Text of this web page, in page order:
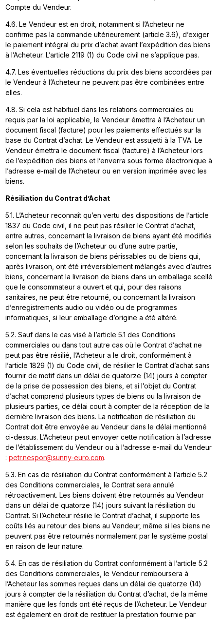
Compte du Vendeur.
4.6. Le Vendeur est en droit, notamment si l’Acheteur ne
confirme pas la commande ultérieurement (article 3.6), d’exiger
le paiement intégral du prix d’achat avant l’expédition des biens
à l’Acheteur. L’article 2119 (1) du Code civil ne s’applique pas.
4.7. Les éventuelles réductions du prix des biens accordées par
le Vendeur à l’Acheteur ne peuvent pas être combinées entre
elles.
4.8. Si cela est habituel dans les relations commerciales ou
requis par la loi applicable, le Vendeur émettra à l’Acheteur un
document fiscal (facture) pour les paiements effectués sur la
base du Contrat d’achat. Le Vendeur est assujetti à la TVA. Le
Vendeur émettra le document fiscal (facture) à l’Acheteur lors
de l’expédition des biens et l’enverra sous forme électronique à
l’adresse e-mail de l’Acheteur ou en version imprimée avec les
biens.
Résiliation du Contrat d’Achat
5.1. L’Acheteur reconnaît qu’en vertu des dispositions de l’article
1837 du Code civil, il ne peut pas résilier le Contrat d’achat,
entre autres, concernant la livraison de biens ayant été modifiés
selon les souhaits de l’Acheteur ou d’une autre partie,
concernant la livraison de biens périssables ou de biens qui,
après livraison, ont été irréversiblement mélangés avec d’autres
biens, concernant la livraison de biens dans un emballage scellé
que le consommateur a ouvert et qui, pour des raisons
sanitaires, ne peut être retourné, ou concernant la livraison
d’enregistrements audio ou vidéo ou de programmes
informatiques, si leur emballage d’origine a été altéré.
5.2. Sauf dans le cas visé à l’article 5.1 des Conditions
commerciales ou dans tout autre cas où le Contrat d’achat ne
peut pas être résilié, l’Acheteur a le droit, conformément à
l’article 1829 (1) du Code civil, de résilier le Contrat d’achat sans
fournir de motif dans un délai de quatorze (14) jours à compter
de la prise de possession des biens, et si l’objet du Contrat
d’achat comprend plusieurs types de biens ou la livraison de
plusieurs parties, ce délai court à compter de la réception de la
dernière livraison des biens. La notification de résiliation du
Contrat doit être envoyée au Vendeur dans le délai mentionné
ci-dessus. L’Acheteur peut envoyer cette notification à l’adresse
de l’établissement du Vendeur ou à l’adresse e-mail du Vendeur
: petr.nespor@sunny-euro.com.
5.3. En cas de résiliation du Contrat conformément à l’article 5.2
des Conditions commerciales, le Contrat sera annulé
rétroactivement. Les biens doivent être retournés au Vendeur
dans un délai de quatorze (14) jours suivant la résiliation du
Contrat. Si l’Acheteur résilie le Contrat d’achat, il supporte les
coûts liés au retour des biens au Vendeur, même si les biens ne
peuvent pas être retournés normalement par le système postal
en raison de leur nature.
5.4. En cas de résiliation du Contrat conformément à l’article 5.2
des Conditions commerciales, le Vendeur remboursera à
l’Acheteur les sommes reçues dans un délai de quatorze (14)
jours à compter de la résiliation du Contrat d’achat, de la même
manière que les fonds ont été reçus de l’Acheteur. Le Vendeur
est également en droit de restituer la prestation fournie par